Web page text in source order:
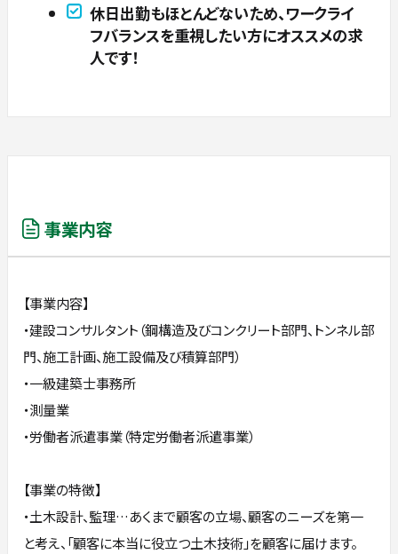
休日出勤もほとんどないため、ワークライ
フバランスを重視したい方にオススメの求
人です！
事業内容
【事業内容】
・建設コンサルタント（鋼構造及びコンクリート部門、トンネル部
門、施工計画、施工設備及び積算部門）
・一級建築士事務所
・測量業
・労働者派遣事業（特定労働者派遣事業）
【事業の特徴】
・土木設計、監理…あくまで顧客の立場、顧客のニーズを第一
と考え、「顧客に本当に役立つ土木技術」を顧客に届けます。